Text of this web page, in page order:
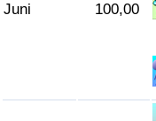
Juni 100,00